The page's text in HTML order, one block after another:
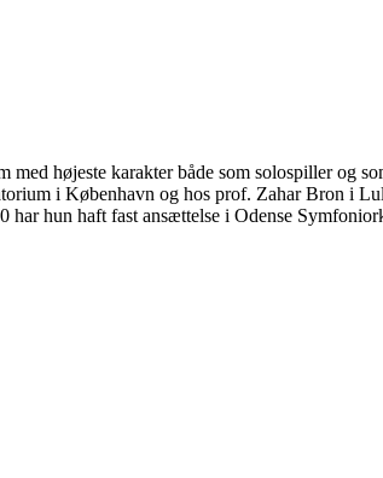
højeste karakter både som solospiller og
i København og hos prof. Zahar Bron i
hun haft fast ansættelse i Odense